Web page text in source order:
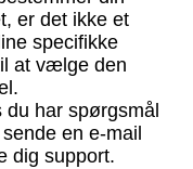
er det ikke et
specifikke
at vælge den
har spørgsmål
en e-mail
dig support.